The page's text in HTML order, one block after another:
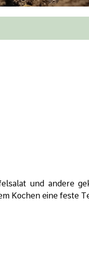
und andere
Kochen eine feste